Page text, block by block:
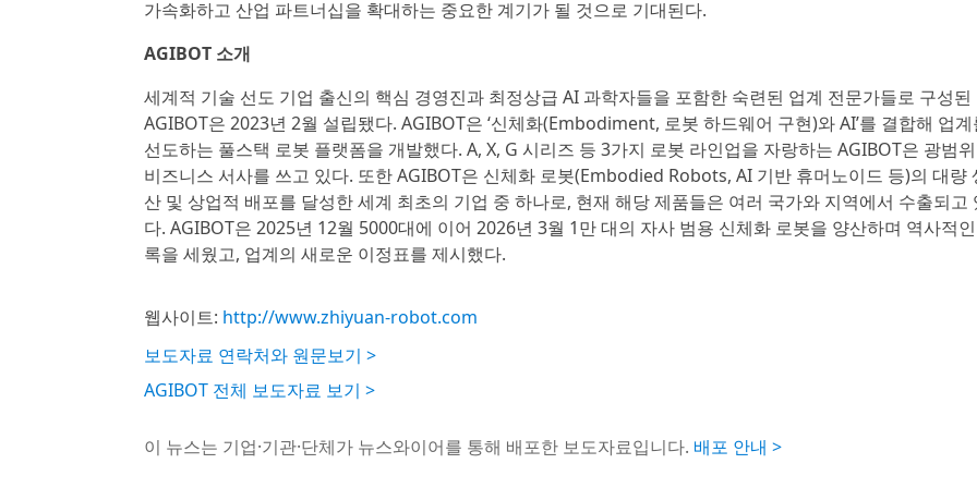
가속화하고 산업 파트너십을 확대하는 중요한 계기가 될 것으로 기대된다.
AGIBOT 소개
세계적 기술 선도 기업 출신의 핵심 경영진과 최정상급 AI 과학자들을 포함한 숙련된 업계 전문가들로 구성된
AGIBOT은 2023년 2월 설립됐다. AGIBOT은 ‘신체화(Embodiment, 로봇 하드웨어 구현)와 AI’를 결합해 업계
선도하는 풀스택 로봇 플랫폼을 개발했다. A, X, G 시리즈 등 3가지 로봇 라인업을 자랑하는 AGIBOT은 광범
비즈니스 서사를 쓰고 있다. 또한 AGIBOT은 신체화 로봇(Embodied Robots, AI 기반 휴머노이드 등)의 대량
산 및 상업적 배포를 달성한 세계 최초의 기업 중 하나로, 현재 해당 제품들은 여러 국가와 지역에서 수출되고
다. AGIBOT은 2025년 12월 5000대에 이어 2026년 3월 1만 대의 자사 범용 신체화 로봇을 양산하며 역사적
록을 세웠고, 업계의 새로운 이정표를 제시했다.
웹사이트: http://www.zhiyuan-robot.com
보도자료 연락처와 원문보기 >
AGIBOT 전체 보도자료 보기 >
이 뉴스는 기업·기관·단체가 뉴스와이어를 통해 배포한 보도자료입니다. 배포 안내 >